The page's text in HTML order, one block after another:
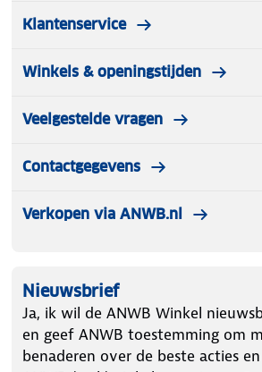
Klantenservice
Winkels & openingstijden
Veelgestelde vragen
Contactgegevens
Verkopen via ANWB.nl
Nieuwsbrief
Ja, ik wil de ANWB Winkel
en geef ANWB toestemming om
benaderen over de beste acties